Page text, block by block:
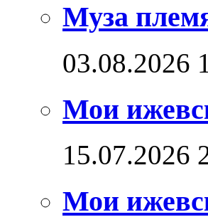
Муза
03.08.2026
Мои
15.07.2026
Мои